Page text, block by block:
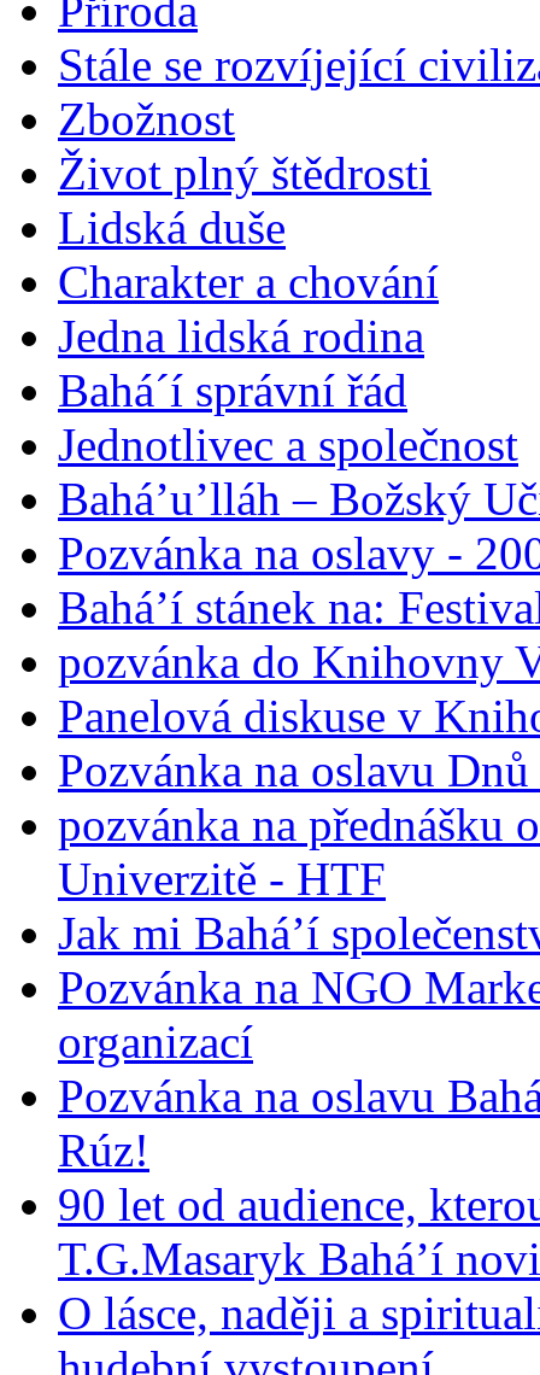
Stále se rozvíjející
Zbožnost
Život plný štědrosti
Lidská duše
Charakter a chování
Jedna lidská rodina
Bahá´í správní řád
Jednotlivec a společnost
Bahá’u’lláh – Božský
Pozvánka na oslavy -
Bahá’í stánek na:
pozvánka do Knihovny
Panelová diskuse v
Pozvánka na oslavu
pozvánka na přednášku
Univerzitě - HTF
Jak mi Bahá’í
Pozvánka na NGO
organizací
Pozvánka na oslavu
Rúz!
90 let od audience,
T.G.Masaryk Bahá’í
O lásce, naději a